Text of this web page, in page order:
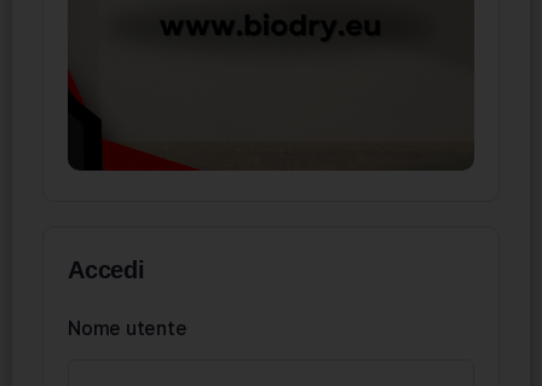
Accedi
Nome utente